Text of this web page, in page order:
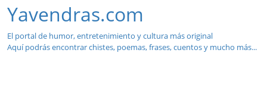
Yavendras.com
El portal de humor, entretenimiento y cultura más original
Aquí podrás encontrar chistes, poemas, frases, cuentos y mucho más...